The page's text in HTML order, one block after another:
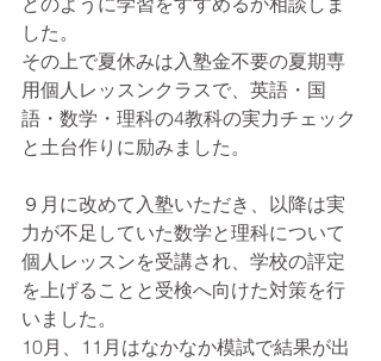
した。
その上で夏休みは入塾金不要の夏期専
用個人レッスンクラスで、英語・国
語・数学・理科の4教科の実力チェック
と土台作りに励みました。
９月に改めて入塾いただき、以降は実
力が不足していた数学と理科について
個人レッスンを受講され、学校の評定
を上げることと受検へ向けた対策を行
いました。
10月、11月はなかなか模試で結果が出